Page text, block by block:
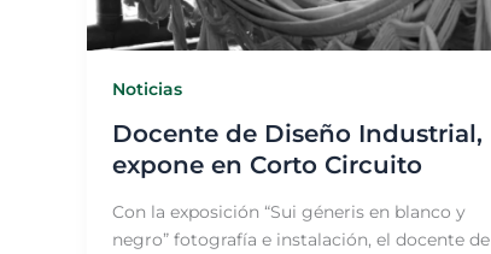
Noticias
Docente de Diseño Industrial,
expone en Corto Circuito
Con la exposición “Sui géneris en blanco y
negro” fotografía e instalación, el docente de